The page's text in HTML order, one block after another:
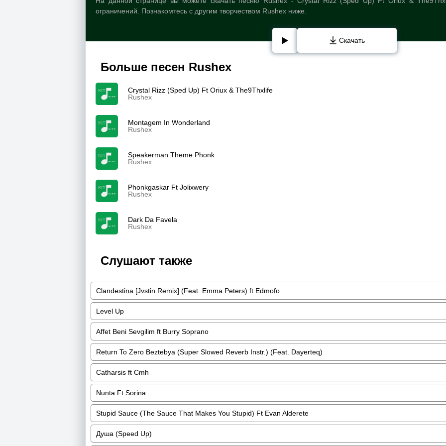
ограничений. Познакомтесь с другим творчеством Rushex ниже.
Скачать
Больше песен Rushex
Crystal Rizz (Sped Up) Ft Oriux & The9Thxlife
Rushex
Montagem In Wonderland
Rushex
Speakerman Theme Phonk
Rushex
Phonkgaskar Ft Jolixwery
Rushex
Dark Da Favela
Rushex
Слушают также
Clandestina [Jvstin Remix] (Feat. Emma Peters) ft Edmofo
Level Up
Affet Beni Sevgilim ft Burry Soprano
Return To Zero Beztebya (Super Slowed Reverb Instr.) (Feat. Dayerteq)
Catharsis ft Cmh
Nunta Ft Sorina
Stupid Sauce (The Sauce That Makes You Stupid) Ft Evan Alderete
Душа (Speed Up)